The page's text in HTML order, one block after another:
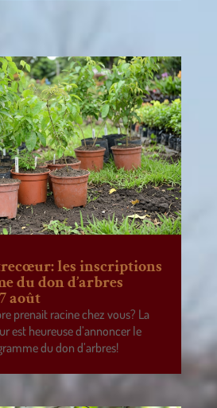
les inscriptions
du don d’arbres
août
prenait racine chez vous? La
est heureuse d’annoncer le
du don d’arbres!